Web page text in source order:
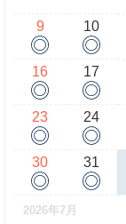
9
◎
10
◎
16
◎
17
◎
23
◎
24
◎
30
◎
31
◎
2026年7月